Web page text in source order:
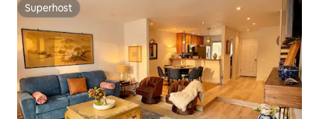
Superhost
Superhost